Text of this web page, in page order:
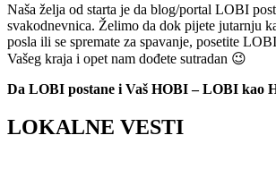
Naša želja od starta je da blog/portal LOBI
svakodnevnica. Želimo da dok pijete jutarnju
posla ili se spremate za spavanje, posetite
Vašeg kraja i opet nam dođete sutradan 😉
Da LOBI postane i Vaš HOBI – LOBI kao
LOKALNE VESTI